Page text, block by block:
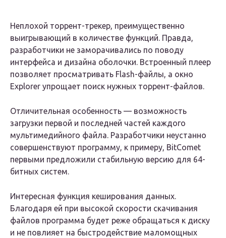
Неплохой торрент-трекер, преимущественно
выигрывающий в количестве функций. Правда,
разработчики не заморачивались по поводу
интерфейса и дизайна оболочки. Встроенный плеер
позволяет просматривать Flash-файлы, а окно
Explorer упрощает поиск нужных торрент-файлов.
Отличительная особенность — возможность
загрузки первой и последней частей каждого
мультимедийного файла. Разработчики неустанно
совершенствуют программу, к примеру, BitComet
первыми предложили стабильную версию для 64-
битных систем.
Интересная функция кеширования данных.
Благодаря ей при высокой скорости скачивания
файлов программа будет реже обращаться к диску
и не повлияет на быстродействие маломощных